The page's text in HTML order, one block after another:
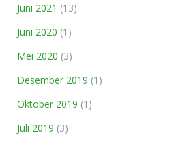
Juni 2021 (13)
Juni 2020 (1)
Mei 2020 (3)
Desember 2019 (1)
Oktober 2019 (1)
Juli 2019 (3)